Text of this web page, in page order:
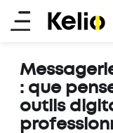
Aller
auMain
: que
outils